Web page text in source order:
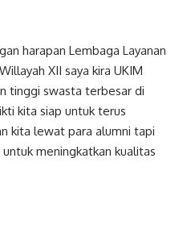
harapan Lembaga Layanan
XII saya kira UKIM
tinggi swasta terbesar di
kita siap untuk terus
kita lewat para alumni tapi
meningkatkan kualitas